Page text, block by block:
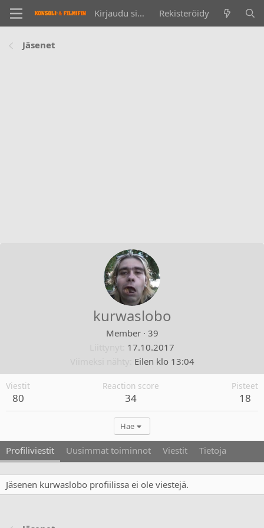
Kirjaudu sisään Rekisteröidy
Jäsenet
kurwaslobo
Member · 39
17.10.2017
Eilen klo 13:04
Viestit
80
Reaction score
34
Pisteet
18
Hae
Profiliviestit Uusimmat toiminnot Viestit Tietoja
Jäsenen kurwaslobo profiilissa ei ole viestejä.